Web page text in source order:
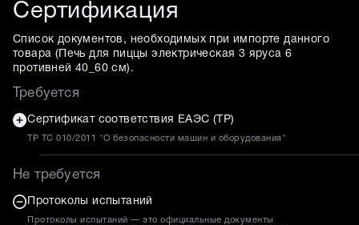
Сертификация
Список документов, необходимых при импорте данного
товара ( Печь для пиццы электрическая 3 яруса 6
противней 40_60 см ).
Требуется
Сертификат соответствия ЕАЭС (ТР)
ТР ТС 010/2011 "О безопасности машин и оборудования"
Не требуется
Протоколы испытаний
Протоколы испытаний — это официальные документы